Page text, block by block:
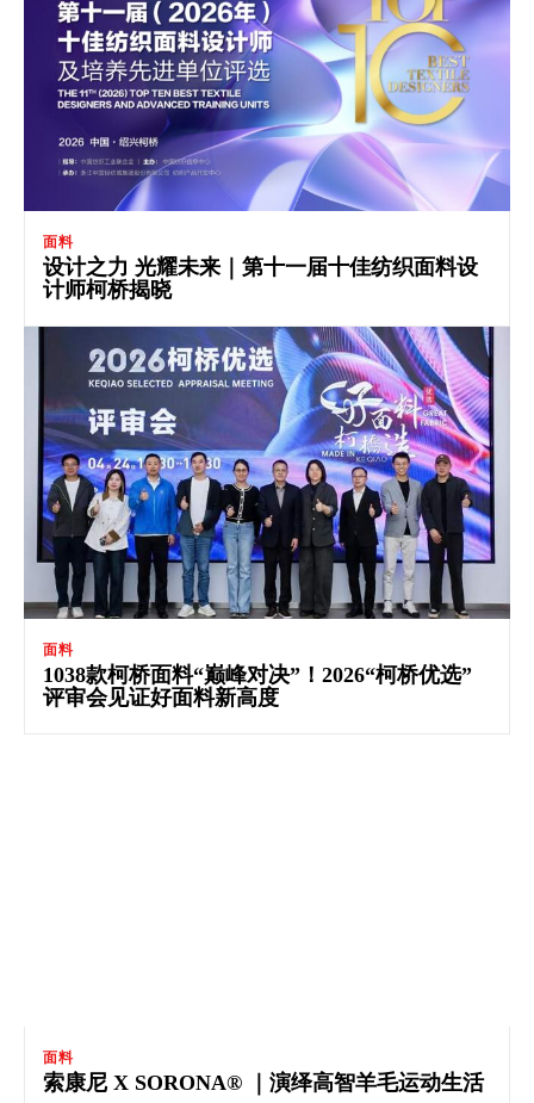
面料
设计之力 光耀未来｜第十一届十佳纺织面料设
计师柯桥揭晓
面料
1038款柯桥面料“巅峰对决”！2026“柯桥优选”
评审会见证好面料新高度
面料
索康尼 X SORONA® ｜演绎高智羊毛运动生活